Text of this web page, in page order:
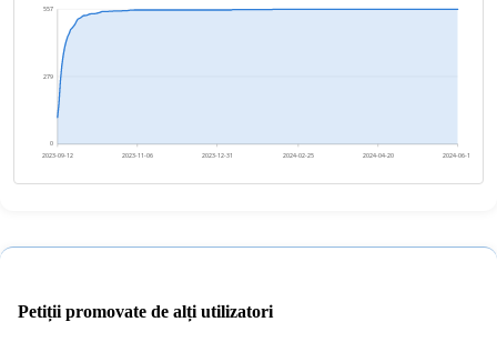
0
279
557
2023-09-12 2023-11-06 2023-12-31 2024-02-25 2024-04-20 2024-06-14
Petiții promovate de alți utilizatori